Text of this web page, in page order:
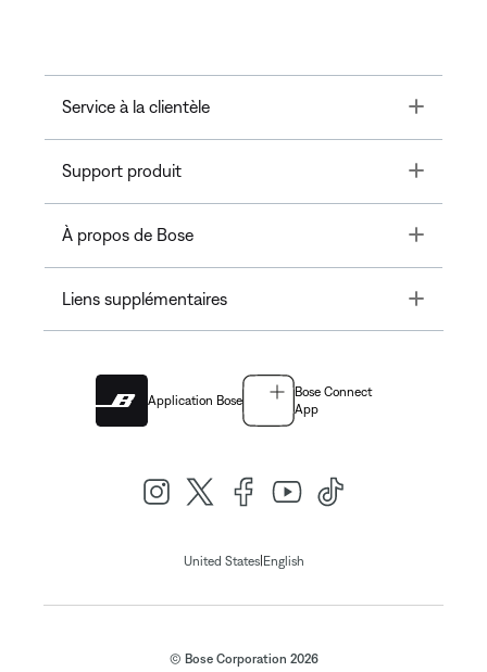
Service à la clientèle Toggle
Support produit Toggle
À propos de Bose Toggle
Liens supplémentaires Toggle
Application Bose
Bose Connect
App
United States| English
© Bose Corporation 2026